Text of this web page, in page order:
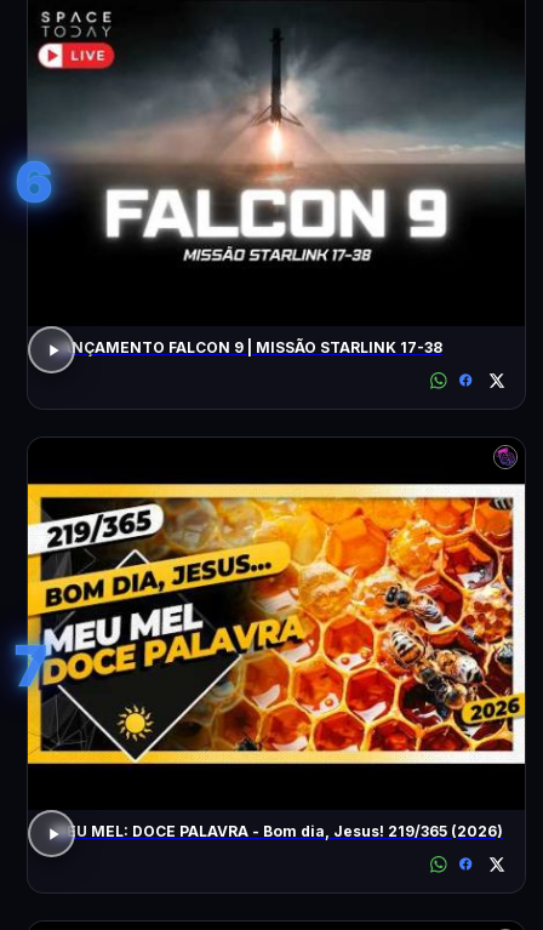
6
LANÇAMENTO FALCON 9 | MISSÃO STARLINK 17-38
7
MEU MEL: DOCE PALAVRA - Bom dia, Jesus! 219/365 (2026)